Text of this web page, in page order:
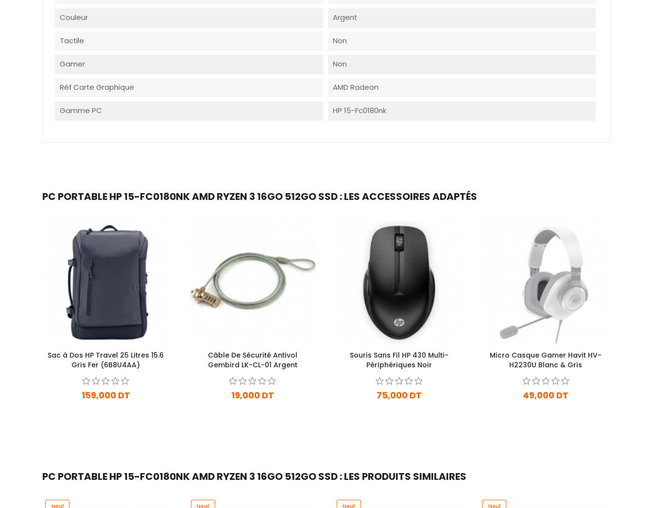
Couleur Argent
Tactile Non
Gamer Non
Réf Carte Graphique AMD Radeon
Gamme PC HP 15-Fc0180nk
PC PORTABLE HP 15-FC0180NK AMD RYZEN 3 16GO 512GO SSD : LES ACCESSOIRES ADAPTÉS
Sac à Dos HP Travel 25 Litres 15.6
Gris Fer (6B8U4AA)
159,000 DT
Câble De Sécurité Antivol
Gembird LK-CL-01 Argent
19,000 DT
Souris Sans Fil HP 430 Multi-
Périphériques Noir
75,000 DT
Micro Casque Gamer Havit HV-
H2230U Blanc & Gris
49,000 DT
PC PORTABLE HP 15-FC0180NK AMD RYZEN 3 16GO 512GO SSD : LES PRODUITS SIMILAIRES
Neuf Neuf Neuf Neuf